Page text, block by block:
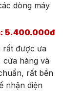
dòng máy
5.400.000đ
rất được ưa
cửa hàng và
rất bền
nhận diện